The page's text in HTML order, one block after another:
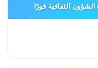
الثقافية فورًا